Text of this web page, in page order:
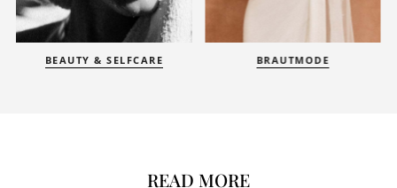
BEAUTY & SELFCARE BRAUTMODE
READ MORE